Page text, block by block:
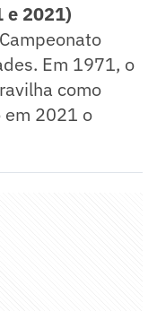
e 2021)
Em 1971, o
como
2021 o